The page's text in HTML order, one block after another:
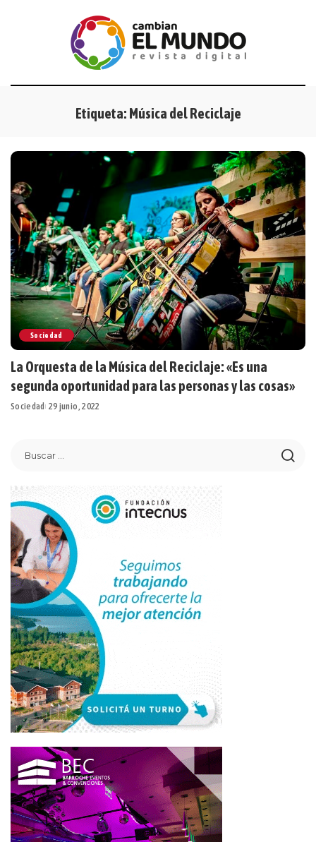
Etiqueta: Música del Reciclaje
Sociedad
La Orquesta de la Música del Reciclaje: «Es una
segunda oportunidad para las personas y las cosas»
Sociedad 29 junio, 2022